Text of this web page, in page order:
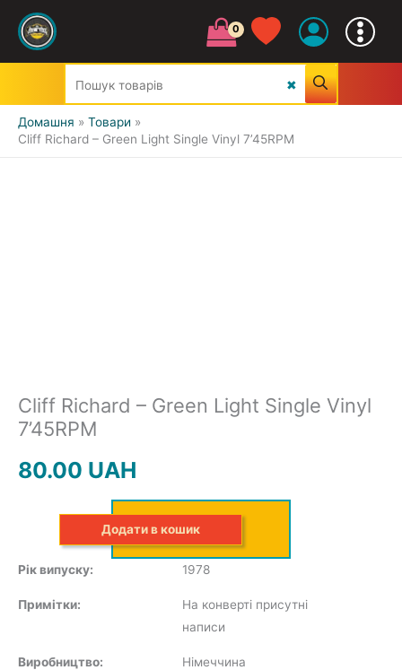
Домашня
Товари
Cliff Richard – Green Light Single Vinyl 7’45RPM
Cliff Richard – Green Light Single Vinyl
7’45RPM
80.00 UAH
Додати в кошик
Рік випуску: 1978
Примітки:
На конверті присутні
написи
Виробництво: Німеччина
JAZZ&BLUES
POP
REGGAE